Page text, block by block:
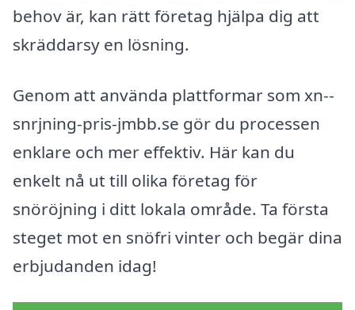
behov är, kan rätt företag hjälpa dig att
skräddarsy en lösning.
Genom att använda plattformar som xn--
snrjning-pris-jmbb.se gör du processen
enklare och mer effektiv. Här kan du
enkelt nå ut till olika företag för
snöröjning i ditt lokala område. Ta första
steget mot en snöfri vinter och begär dina
erbjudanden idag!